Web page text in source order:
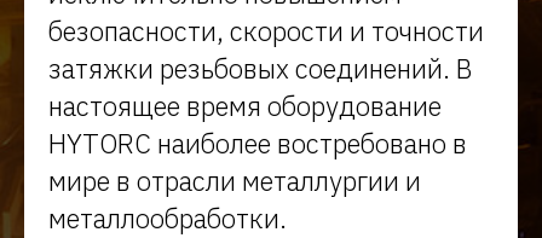
безопасности, скорости и точности
затяжки резьбовых соединений. В
настоящее время оборудование
HYTORC наиболее востребовано в
мире в отрасли металлургии и
металлообработки.